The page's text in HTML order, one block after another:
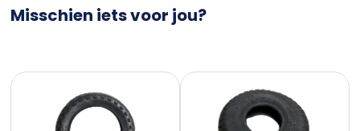
Misschien iets voor jou?